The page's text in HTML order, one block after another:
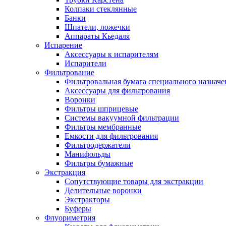
Колпаки стеклянные
Банки
Шпатели, ложечки
Аппараты Кьедаля
Испарение
Аксессуары к испарителям
Испарители
Фильтрование
Фильтровальная бумага специального
Аксессуары для фильтрования
Воронки
Фильтры шприцевые
Системы вакуумной фильтрации
Фильтры мембранные
Емкости для фильтрования
Фильтродержатели
Манифольды
Фильтры бумажные
Экстракция
Сопутствующие товары для экстракции
Делительные воронки
Экстракторы
Буферы
Флуориметрия